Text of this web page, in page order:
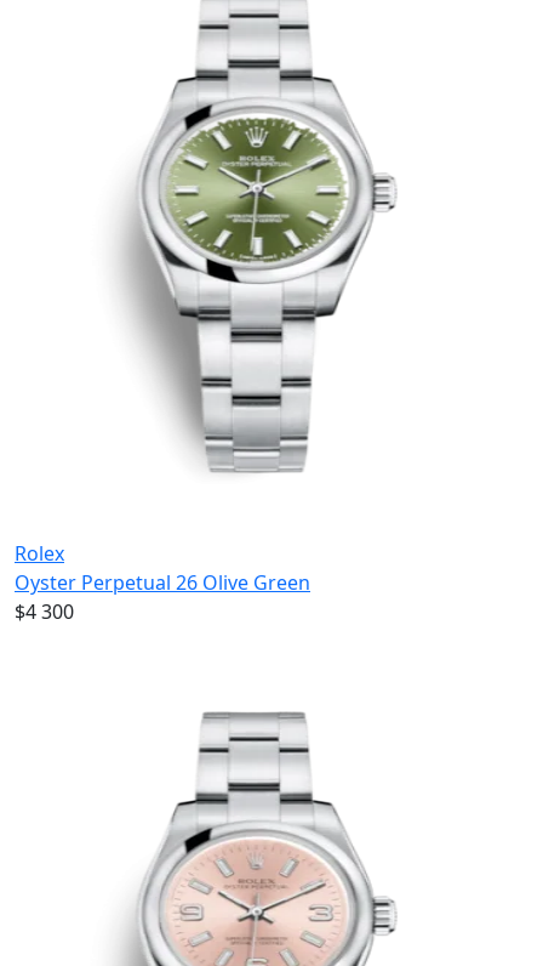
Rolex
Oyster Perpetual 26 Olive Green
$4 300